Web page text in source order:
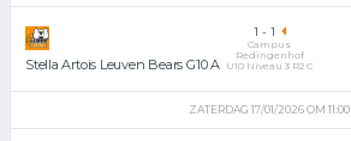
Stella Artois Leuven Bears G10 A
1 - 1
Campus
Redingenhof
U10 Niveau 3 R2 C
ZATERDAG 17/01/2026 OM 11:00